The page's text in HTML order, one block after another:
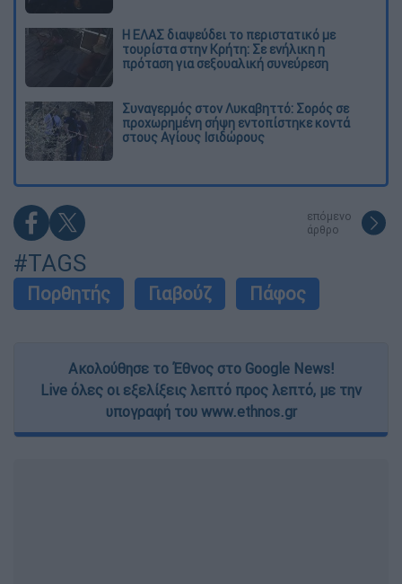
Η ΕΛΑΣ διαψεύδει το περιστατικό με
τουρίστα στην Κρήτη: Σε ενήλικη η
πρόταση για σεξουαλική συνεύρεση
Συναγερμός στον Λυκαβηττό: Σορός σε
προχωρημένη σήψη εντοπίστηκε κοντά
στους Αγίους Ισιδώρους
επόμενο
άρθρο
#TAGS
Πορθητής Γιαβούζ Πάφος
Ακολούθησε το Έθνος στο Google News!
Live όλες οι εξελίξεις λεπτό προς λεπτό, με την
υπογραφή του www.ethnos.gr